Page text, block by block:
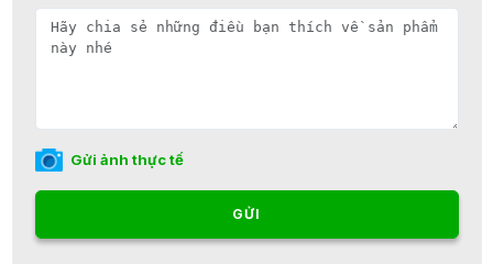
Gửi ảnh thực tế
GỬI